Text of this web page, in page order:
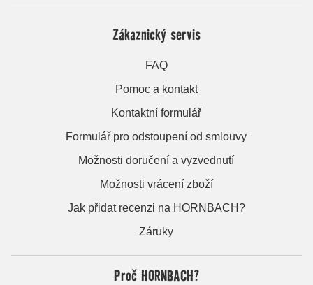
Zákaznický servis
FAQ
Pomoc a kontakt
Kontaktní formulář
Formulář pro odstoupení od smlouvy
Možnosti doručení a vyzvednutí
Možnosti vrácení zboží
Jak přidat recenzi na HORNBACH?
Záruky
Proč HORNBACH?